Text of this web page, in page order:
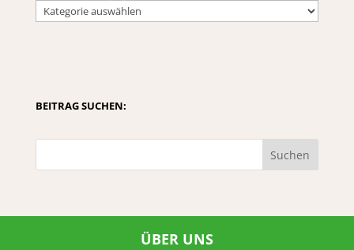
BEITRAG SUCHEN:
Suchen
ÜBER UNS